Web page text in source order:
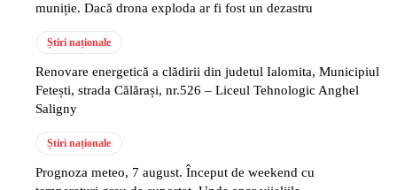
muniție. Dacă drona exploda ar fi fost un dezastru
Știri naționale
Renovare energetică a clădirii din judetul Ialomita, Municipiul
Fetești, strada Călărași, nr.526 – Liceul Tehnologic Anghel
Saligny
Știri naționale
Prognoza meteo, 7 august. Început de weekend cu